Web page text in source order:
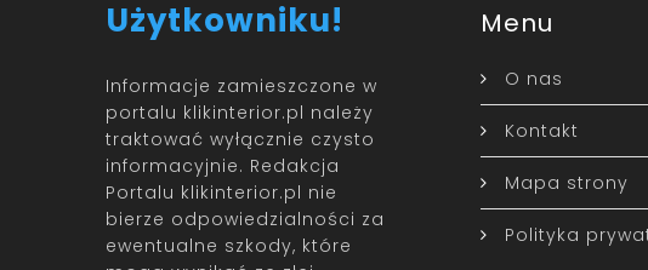
Użytkowniku!
Informacje zamieszczone w
portalu klikinterior.pl należy
traktować wyłącznie czysto
informacyjnie. Redakcja
Portalu klikinterior.pl nie
bierze odpowiedzialności za
ewentualne szkody, które
Menu
O nas
Kontakt
Mapa strony
Polityka